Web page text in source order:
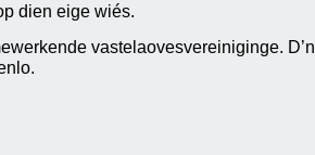
dien eige wiés.
vastelaovesvereiniginge. D’n